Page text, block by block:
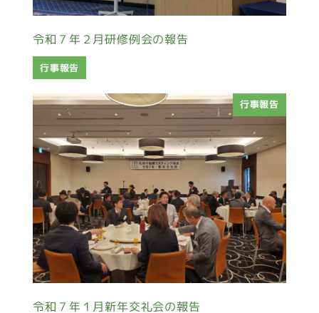
令和７年２月研修例会の報告
行事報告
行事報告
令和７年１月新年交礼会の報告